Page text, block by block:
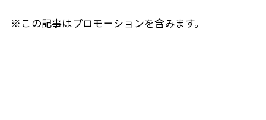
※この記事はプロモーションを含みます。